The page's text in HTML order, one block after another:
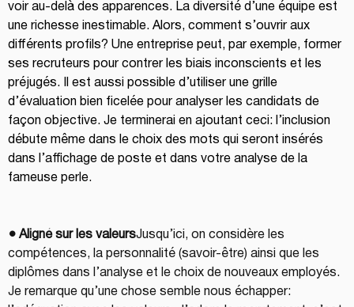
voir au-delà des apparences. La diversité d’une équipe est
une richesse inestimable. Alors, comment s’ouvrir aux
différents profils? Une entreprise peut, par exemple, former
ses recruteurs pour contrer les biais inconscients et les
préjugés. Il est aussi possible d’utiliser une grille
d’évaluation bien ficelée pour analyser les candidats de
façon objective. Je terminerai en ajoutant ceci: l’inclusion
débute même dans le choix des mots qui seront insérés
dans l’affichage de poste et dans votre analyse de la
fameuse perle.
● Aligné sur les valeursJusqu’ici, on considère les
compétences, la personnalité (savoir-être) ainsi que les
diplômes dans l’analyse et le choix de nouveaux employés.
Je remarque qu’une chose semble nous échapper: